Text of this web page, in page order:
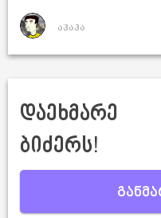
აჰაჰა
დაეხმარე
ბიძერს!